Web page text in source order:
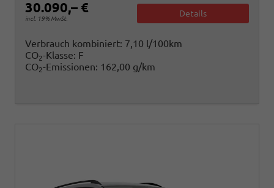
30.090,– €
incl. 19% MwSt.
Details
Verbrauch kombiniert: 7,10 l/100km
CO2-Klasse: F
CO2-Emissionen: 162,00 g/km